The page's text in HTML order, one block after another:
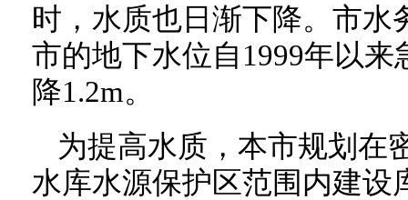
时，水质也日渐下降。市水
市的地下水位自1999年以来
降1.2m。
为提高水质，本市规划在
水库水源保护区范围内建设